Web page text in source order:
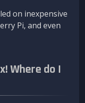
on inexpensive
Pi, and even
Where do I